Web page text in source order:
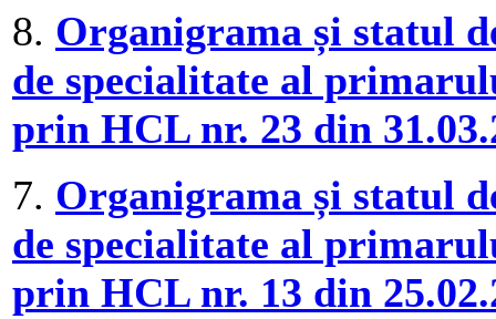
8. Organigrama și statul
de specialitate al
prin HCL nr. 23 din
7. Organigrama și statul
de specialitate al
prin HCL nr. 13 din